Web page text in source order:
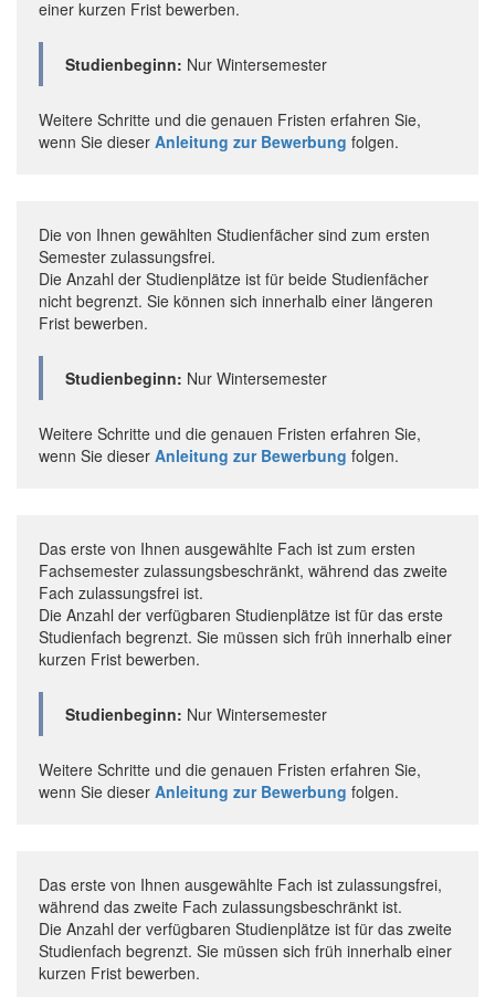
einer kurzen Frist bewerben.
Studienbeginn: Nur Wintersemester
Weitere Schritte und die genauen Fristen erfahren Sie,
wenn Sie dieser Anleitung zur Bewerbung folgen.
Die von Ihnen gewählten Studienfächer sind zum ersten
Semester zulassungsfrei.
Die Anzahl der Studienplätze ist für beide Studienfächer
nicht begrenzt. Sie können sich innerhalb einer längeren
Frist bewerben.
Studienbeginn: Nur Wintersemester
Weitere Schritte und die genauen Fristen erfahren Sie,
wenn Sie dieser Anleitung zur Bewerbung folgen.
Das erste von Ihnen ausgewählte Fach ist zum ersten
Fachsemester zulassungsbeschränkt, während das zweite
Fach zulassungsfrei ist.
Die Anzahl der verfügbaren Studienplätze ist für das erste
Studienfach begrenzt. Sie müssen sich früh innerhalb einer
kurzen Frist bewerben.
Studienbeginn: Nur Wintersemester
Weitere Schritte und die genauen Fristen erfahren Sie,
wenn Sie dieser Anleitung zur Bewerbung folgen.
Das erste von Ihnen ausgewählte Fach ist zulassungsfrei,
während das zweite Fach zulassungsbeschränkt ist.
Die Anzahl der verfügbaren Studienplätze ist für das zweite
Studienfach begrenzt. Sie müssen sich früh innerhalb einer
kurzen Frist bewerben.